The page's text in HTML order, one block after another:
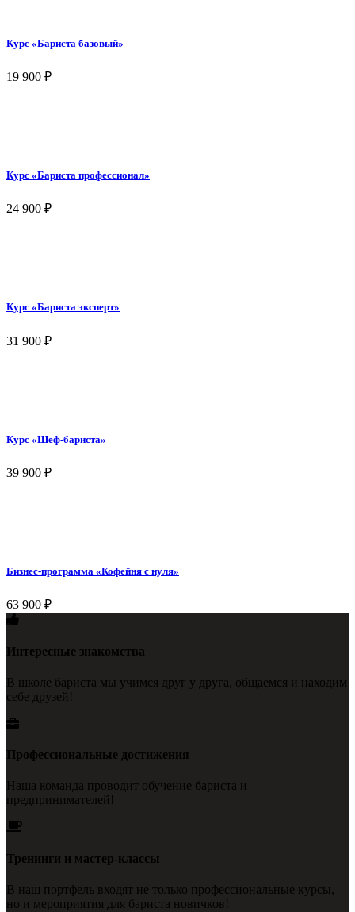
Курс «Бариста базовый»
19 900 ₽
Курс «Бариста профессионал»
24 900 ₽
Курс «Бариста эксперт»
31 900 ₽
Курс «Шеф-бариста»
39 900 ₽
Бизнес-программа «Кофейня с нуля»
63 900 ₽
Интересные знакомства
В школе бариста мы учимся друг у друга, общаемся и находим
себе друзей!
Профессиональные достижения
Наша команда проводит обучение бариста и
предпринимателей!
Тренинги и мастер-классы
В наш портфель входят не только профессиональные курсы,
но и мероприятия для бариста новичков!